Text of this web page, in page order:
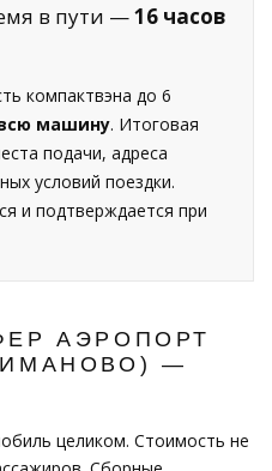
в пути —16 часов
компактвэна до 6
всю машину. Итоговая
подачи, адреса
условий поездки.
и подтверждается при
АЭРОПОРТ
—
целиком. Стоимость не